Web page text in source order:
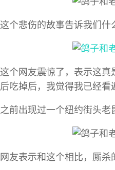
这个悲伤的故事告诉我们什
这个网友震惊了，表示这真
后吃掉后，我觉得我已经看
之前出现过一个纽约街头老
网友表示和这个相比，厮杀